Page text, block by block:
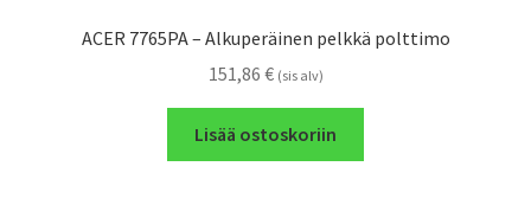
ACER 7765PA – Alkuperäinen pelkkä polttimo
151,86 € (sis alv)
Lisää ostoskoriin